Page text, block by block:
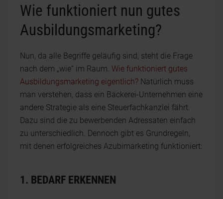
Wie funktioniert nun gutes
Ausbildungsmarketing?
Nun, da alle Begriffe geläufig sind, steht die Frage
nach dem „wie“ im Raum. Wie funktioniert gutes
Ausbildungsmarketing eigentlich? Natürlich muss
man verstehen, dass ein Bäckerei-Unternehmen eine
andere Strategie als eine Steuerfachkanzlei fährt.
Dazu sind die zu bewerbenden Adressaten einfach
zu unterschiedlich. Dennoch gibt es Grundregeln,
mit denen erfolgreiches Azubimarketing funktioniert:
1. BEDARF ERKENNEN